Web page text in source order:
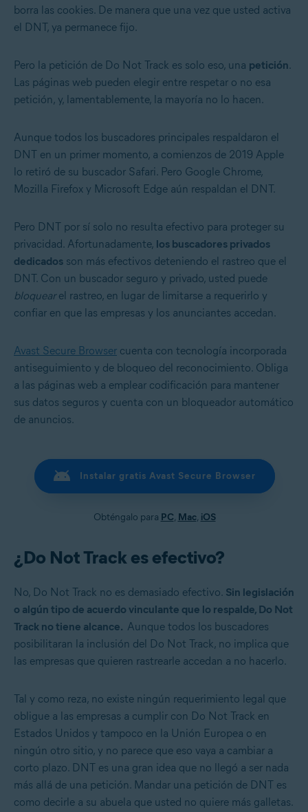
borra las cookies. De manera que una vez que usted activa
el DNT, ya permanece fijo.
Pero la petición de Do Not Track es solo eso, una petición.
Las páginas web pueden elegir entre respetar o no esa
petición, y, lamentablemente, la mayoría no lo hacen.
Aunque todos los buscadores principales respaldaron el
DNT en un primer momento, a comienzos de 2019 Apple
lo retiró de su buscador Safari. Pero Google Chrome,
Mozilla Firefox y Microsoft Edge aún respaldan el DNT.
Pero DNT por sí solo no resulta efectivo para proteger su
privacidad. Afortunadamente, los buscadores privados
dedicados son más efectivos deteniendo el rastreo que el
DNT. Con un buscador seguro y privado, usted puede
bloquearel rastreo, en lugar de limitarse a requerirlo y
confiar en que las empresas y los anunciantes accedan.
Avast Secure Browser cuenta con tecnología incorporada
antiseguimiento y de bloqueo del reconocimiento. Obliga
a las páginas web a emplear codificación para mantener
sus datos seguros y cuenta con un bloqueador automático
de anuncios.
Instalar gratis Avast Secure Browser
Obténgalo para PC, Mac, iOS
¿Do Not Track es efectivo?
No, Do Not Track no es demasiado efectivo. Sin legislación
o algún tipo de acuerdo vinculante que lo respalde, Do Not
Track no tiene alcance. Aunque todos los buscadores
posibilitaran la inclusión del Do Not Track, no implica que
las empresas que quieren rastrearle accedan a no hacerlo.
Tal y como reza, no existe ningún requerimiento legal que
obligue a las empresas a cumplir con Do Not Track en
Estados Unidos y tampoco en la Unión Europea o en
ningún otro sitio, y no parece que eso vaya a cambiar a
corto plazo. DNT es una gran idea que no llegó a ser nada
más allá de una petición. Mandar una petición de DNT es
como decirle a su abuela que usted no quiere más galletas.